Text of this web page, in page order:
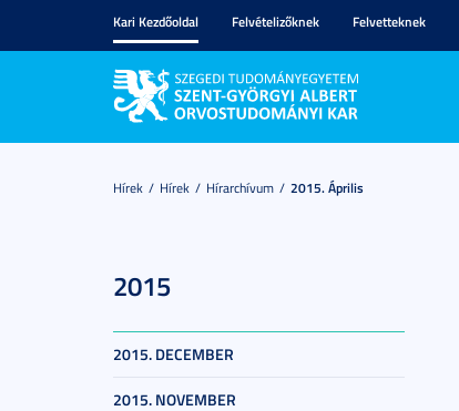
Kari Kezdőoldal Felvételizőknek Felvetteknek
Hírek Hírek Hírarchívum 2015. Április
2015
2015. DECEMBER
2015. NOVEMBER